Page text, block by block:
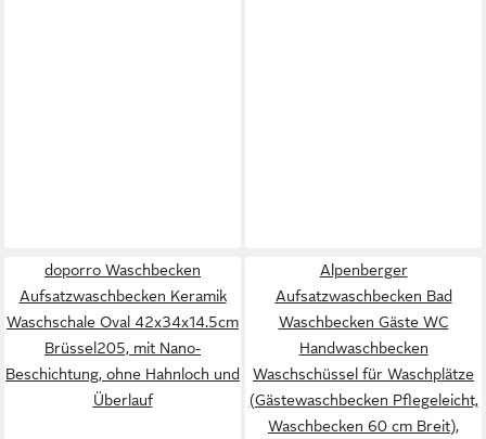
doporro Waschbecken
Aufsatzwaschbecken Keramik
Waschschale Oval 42x34x14.5cm
Brüssel205, mit Nano-
Beschichtung, ohne Hahnloch und
Überlauf
Alpenberger
Aufsatzwaschbecken Bad
Waschbecken Gäste WC
Handwaschbecken
Waschschüssel für Waschplätze
(Gästewaschbecken Pflegeleicht,
Waschbecken 60 cm Breit),